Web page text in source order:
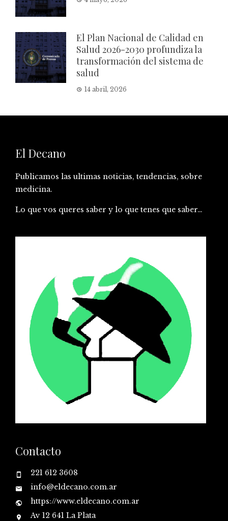
El Plan Nacional de Calidad en
Salud 2026-2030 profundiza la
transformación del sistema de
salud
14 abril, 2026
El Decano
Publicamos las ultimas noticias, tendencias, sobre
medicina.
Lo que vos queres saber y lo que tenes que saber…
Contacto
221 612 3608
info@eldecano.com.ar
https://www.eldecano.com.ar
Av 12 641 La Plata